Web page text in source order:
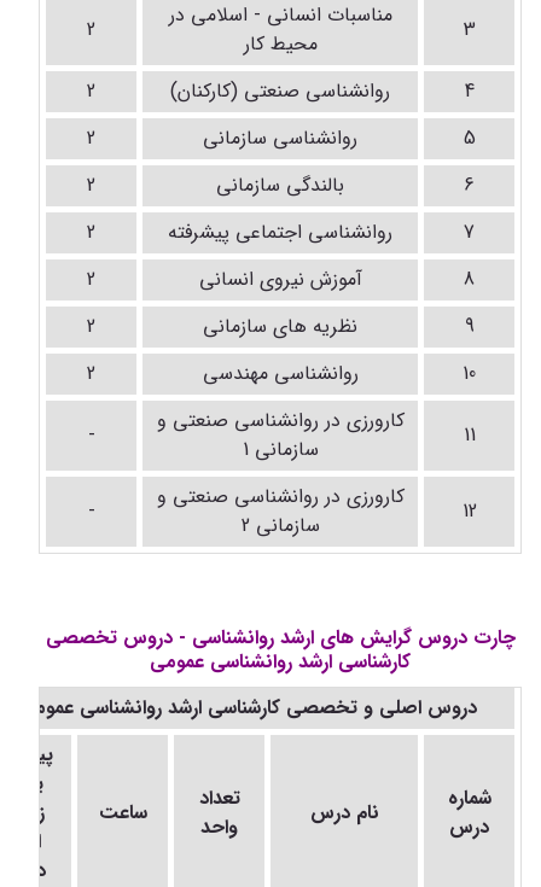
3
مناسبات انسانی - اسلامی در
محیط کار
2
4 روانشناسی صنعتی (کارکنان)
2
5
روانشناسی سازمانی
2
6
بالندگی سازمانی
2
7
روانشناسی اجتماعی پیشرفته
2
8
آموزش نیروی انسانی
2
9
نظریه های سازمانی
2
10
روانشناسی مهندسی 2
11
کارورزی در روانشناسی صنعتی و
سازمانی 1
-
12
کارورزی در روانشناسی صنعتی و
سازمانی 2
-
چارت دروس گرایش های ارشد روانشناسی - دروس تخصصی
کارشناسی ارشد روانشناسی عمومی
دروس اصلی و تخصصی کارشناسی ارشد روانشناسی عمومی
شماره
درس
نام درس
تعداد
واحد
ساعت
پیشنیاز
یا در
زمان
ارائه
درس